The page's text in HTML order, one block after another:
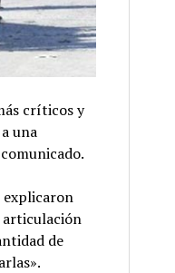
críticos y
una
explicaron
articulación
de